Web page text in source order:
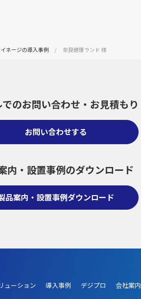
ネージの導入事例 奈良健康ランド 様
のお問い合わせ・ お見積もり
お問い合わせする
内・設置事例のダウンロード
品案内・設置事例ダウンロード
ューション 導入事例 デジプロ 会社案内